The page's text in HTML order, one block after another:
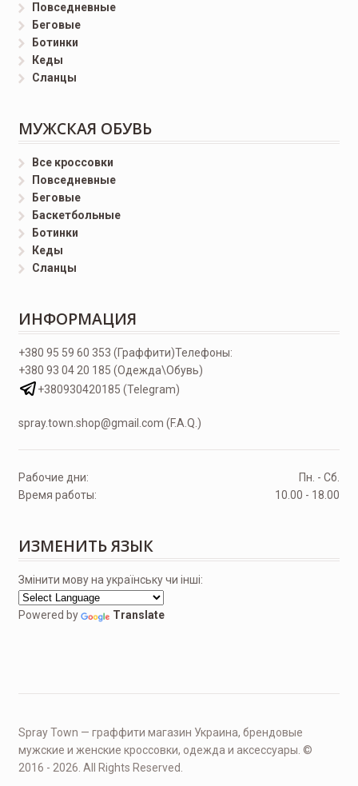
Повседневные
Беговые
Ботинки
Кеды
Сланцы
МУЖСКАЯ ОБУВЬ
Все кроссовки
Повседневные
Беговые
Баскетбольные
Ботинки
Кеды
Сланцы
ИНФОРМАЦИЯ
Телефоны:
+380 95 59 60 353 (Граффити)
+380 93 04 20 185 (Одежда\Обувь)
+380930420185 (Telegram)
spray.town.shop@gmail.com (F.A.Q.)
Рабочие дни:
Пн. - Сб.
Время работы:
10.00 - 18.00
ИЗМЕНИТЬ ЯЗЫК
Змінити мову на українську чи інші:
Powered by Translate
Spray Town — граффити магазин Украина, брендовые
мужские и женские кроссовки, одежда и аксессуары. ©
2016 - 2026. All Rights Reserved.